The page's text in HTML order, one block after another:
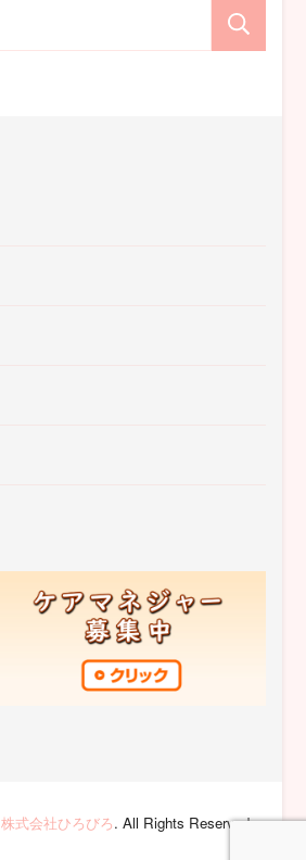
株式会社ひろびろ. All Rights Reserved.